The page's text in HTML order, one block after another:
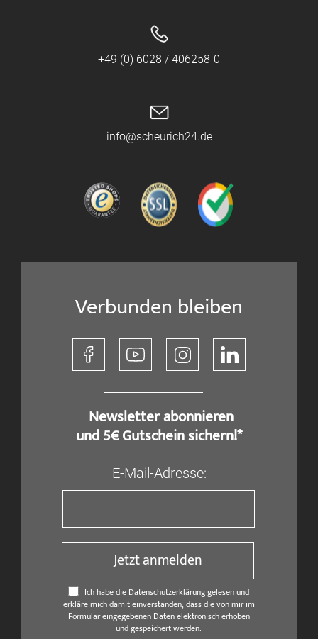
+49 (0) 6028 / 406258-0
info@scheurich24.de
Verbunden bleiben
​ Newsletter abonnieren
und 5€ Gutschein sichern!*
E-Mail-Adresse:
Jetzt anmelden
Ich habe die Datenschutzerklärung gelesen und
erkläre mich damit einverstanden, dass die von mir im
Formular eingegebenen Daten elektronisch erhoben
und gespeichert werden.